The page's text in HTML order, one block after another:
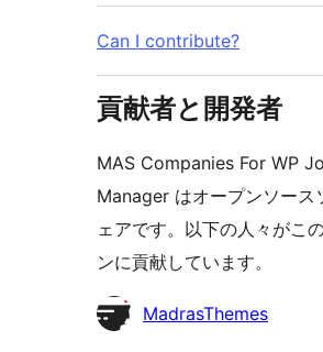
Can I contribute?
貢献者と開発者
MAS Companies For WP
Manager はオープンソース
ェアです。以下の人々がこ
ンに貢献しています。
貢
MadrasThemes